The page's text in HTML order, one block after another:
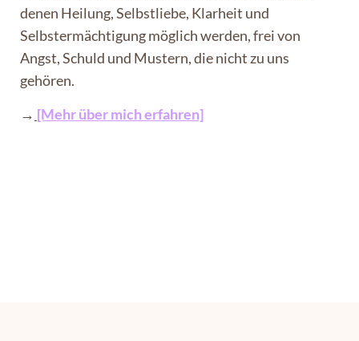
denen Heilung, Selbstliebe, Klarheit und
Selbstermächtigung möglich werden, frei von
Angst, Schuld und Mustern, die nicht zu uns
gehören.
→ [Mehr über mich erfahren]